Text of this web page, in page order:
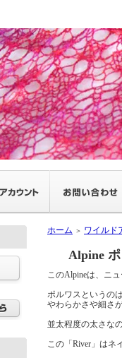
ホーム ＞ ワイルド
Alpine
このAlpineは、ニ
ポルワスというの
やわらかさや細さ
並太程度の太さな
この「River」はネ